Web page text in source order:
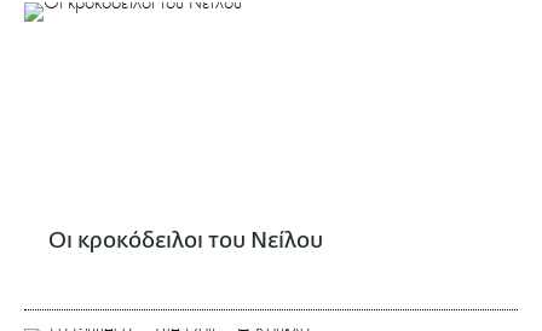
Οι κροκόδειλοι του Νείλου